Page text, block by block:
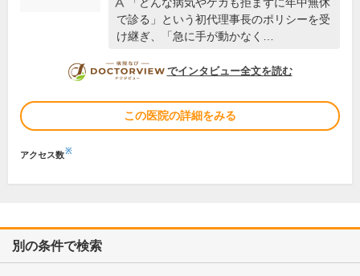
「どんな病気やケガも拒まずに年中無休
で診る」という初代理事長のポリシーを受
け継ぎ、「急に手が動かなく…
DOCTORVIEW
でインタビュー全文を読む
この医院の詳細をみる
アクセス数※
別の条件で検索